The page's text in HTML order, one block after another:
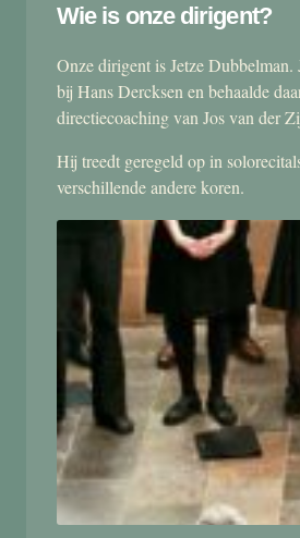
Wie is onze dirigent?
Onze dirigent is Jetze
bij Hans Dercksen en behaalde
directiecoaching van Jos van der
Hij treedt geregeld op in
verschillende andere koren.